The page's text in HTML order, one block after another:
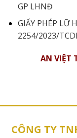
GP LHNĐ
GIẤY PHÉP LỮ
2254/2023/
AN VIỆT
CÔNG TY